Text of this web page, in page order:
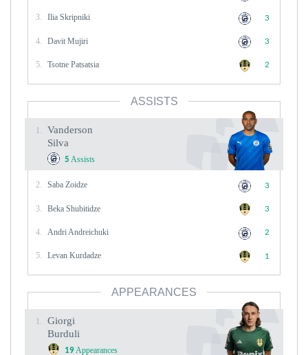
3. Ilia Skripniki 3
4. Davit Mujiri 3
5. Tsotne Patsatsia 2
ASSISTS
1.
Vanderson
Silva
5 Assists
2. Saba Zoidze 3
3. Beka Shubitidze 3
4. Andri Andreichuki 2
5. Levan Kurdadze 1
APPEARANCES
1.
Giorgi
Burduli
19Appearances